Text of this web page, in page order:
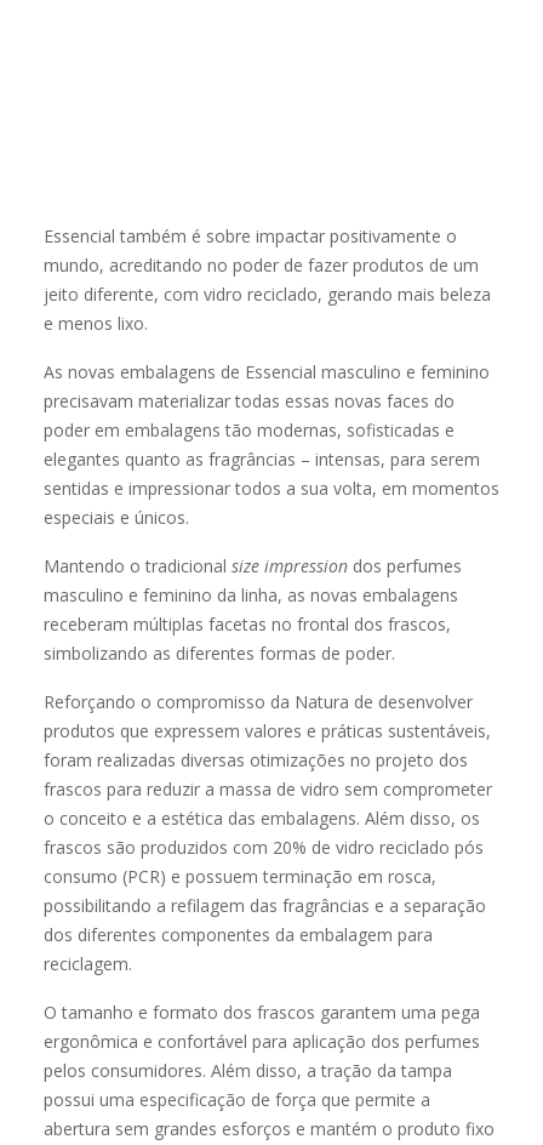
Essencial também é sobre impactar positivamente o
mundo, acreditando no poder de fazer produtos de um
jeito diferente, com vidro reciclado, gerando mais beleza
e menos lixo.
As novas embalagens de Essencial masculino e feminino
precisavam materializar todas essas novas faces do
poder em embalagens tão modernas, sofisticadas e
elegantes quanto as fragrâncias – intensas, para serem
sentidas e impressionar todos a sua volta, em momentos
especiais e únicos.
Mantendo o tradicional size impression dos perfumes
masculino e feminino da linha, as novas embalagens
receberam múltiplas facetas no frontal dos frascos,
simbolizando as diferentes formas de poder.
Reforçando o compromisso da Natura de desenvolver
produtos que expressem valores e práticas sustentáveis,
foram realizadas diversas otimizações no projeto dos
frascos para reduzir a massa de vidro sem comprometer
o conceito e a estética das embalagens. Além disso, os
frascos são produzidos com 20% de vidro reciclado pós
consumo (PCR) e possuem terminação em rosca,
possibilitando a refilagem das fragrâncias e a separação
dos diferentes componentes da embalagem para
reciclagem.
O tamanho e formato dos frascos garantem uma pega
ergonômica e confortável para aplicação dos perfumes
pelos consumidores. Além disso, a tração da tampa
possui uma especificação de força que permite a
abertura sem grandes esforços e mantém o produto fixo